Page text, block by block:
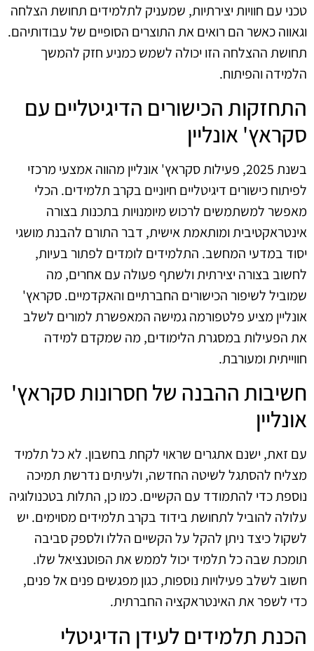
טכני עם חוויות יצירתיות, שמעניק לתלמידים תחושת הצלחה
וגאווה כאשר הם רואים את התוצרים הסופיים של עבודותיהם.
תחושת ההצלחה הזו יכולה לשמש כמניע חזק להמשך
הלמידה והפיתוח.
התחזקות הכישורים הדיגיטליים עם
סקראץ' אונליין
בשנת 2025, פעילות סקראץ' אונליין מהווה אמצעי מרכזי
לפיתוח כישורים דיגיטליים חיוניים בקרב תלמידים. הכלי
מאפשר למשתמשים לרכוש מיומנויות בתכנות בצורה
אינטראקטיבית ומותאמת אישית, דבר התורם להבנת מושגי
יסוד במדעי המחשב. התלמידים לומדים לפתור בעיות,
לחשוב בצורה יצירתית ולשתף פעולה עם אחרים, מה
שמוביל לשיפור הכישורים החברתיים והאקדמיים. סקראץ'
אונליין מציע פלטפורמה גמישה המאפשרת למורים לשלב
את הפעילות במסגרת הלימודים, מה שמקדם למידה
חווייתית ומעורבת.
חשיבות ההבנה של חסרונות סקראץ'
אונליין
עם זאת, ישנם אתגרים שראוי לקחת בחשבון. לא כל תלמיד
מצליח להסתגל לשיטה החדשה, ולעיתים נדרשת תמיכה
נוספת כדי להתמודד עם הקשיים. כמו כן, התלות בטכנולוגיה
עלולה להוביל לתחושת בידוד בקרב תלמידים מסוימים. יש
לשקול כיצד ניתן להקל על הקשיים הללו ולספק סביבה
תומכת שבה כל תלמיד יכול לממש את הפוטנציאל שלו.
חשוב לשלב פעילויות נוספות, כגון מפגשים פנים אל פנים,
כדי לשפר את האינטראקציה החברתית.
הכנת תלמידים לעידן הדיגיטלי